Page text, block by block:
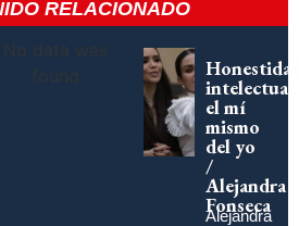
RELACIONADO
No data was
found
intelectual:
el mí
mismo
del yo
/
Alejandra
Fonseca
Alejandra